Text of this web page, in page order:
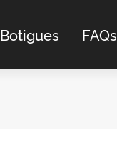
Botigues FAQs